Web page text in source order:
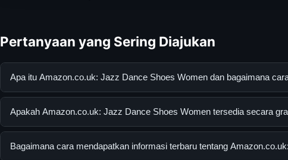
Pertanyaan yang Sering Diajukan
Apa itu Amazon.co.uk: Jazz Dance Shoes Women dan bagaimana
Amazon.co.uk: Jazz Dance Shoes Women adalah layanan digital
mengunjungi situs resmi dan mengikuti panduan yang tersedia.
Apakah Amazon.co.uk: Jazz Dance Shoes Women tersedia secara
Ya, Amazon.co.uk: Jazz Dance Shoes Women dapat diakses secara
Bagaimana cara mendapatkan informasi terbaru tentang